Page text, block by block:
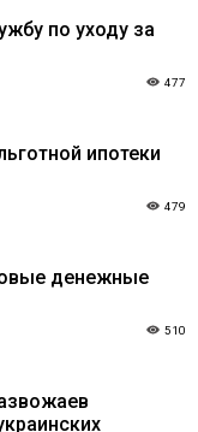
по уходу за
477
ипотеки
479
денежные
510